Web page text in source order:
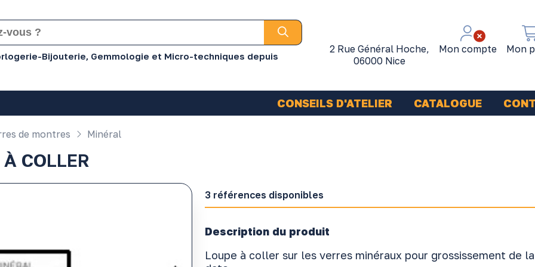
Bijouterie, Gemmologie et Micro-techniques depuis
2 Rue Général Hoche,
06000 Nice
Mon compte Mon
CONSEILS D'ATELIER CATALOGUE
de montres Minéral
COLLER
3 références disponibles
Description du produit
Loupe à coller sur les verres minéraux pour grossissement de la